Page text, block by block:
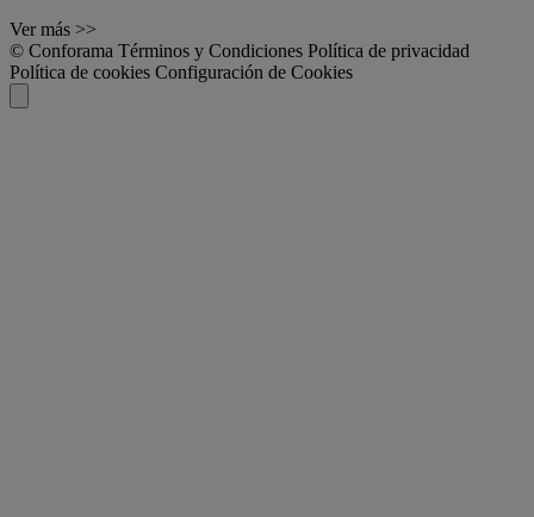
Ver más >>
© Conforama Términos y Condiciones Política de privacidad
Política de cookies Configuración de Cookies